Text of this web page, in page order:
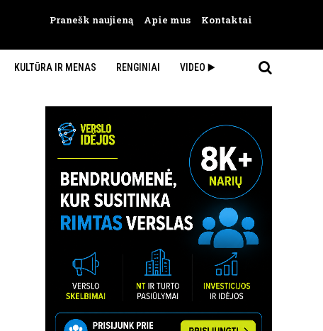
Pranešk naujieną Apie mus Kontaktai
KULTŪRA IR MENAS RENGINIAI VIDEO ▶️